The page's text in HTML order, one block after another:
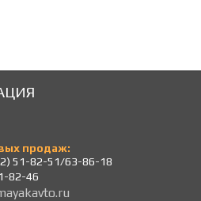
продаж:
51-82-51/63-86-18
82-46